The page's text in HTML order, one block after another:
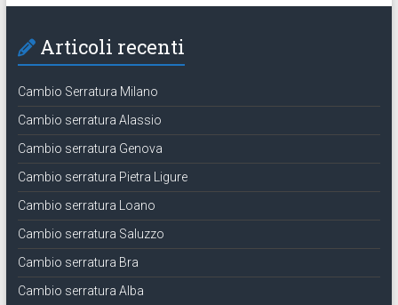
Articoli recenti
Cambio Serratura Milano
Cambio serratura Alassio
Cambio serratura Genova
Cambio serratura Pietra Ligure
Cambio serratura Loano
Cambio serratura Saluzzo
Cambio serratura Bra
Cambio serratura Alba